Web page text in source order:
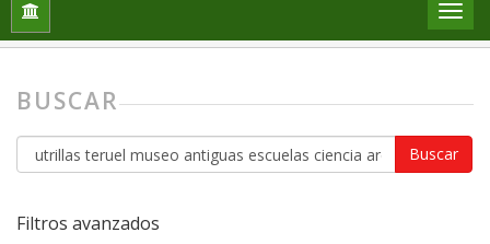
Inicio
BUSCAR
Buscar
artículos
Filtros avanzados